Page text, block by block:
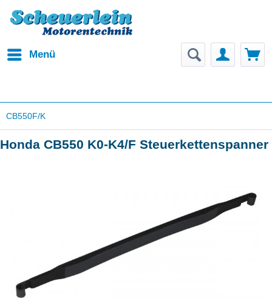
Menü
CB550F/K
Honda CB550 K0-K4/F Steuerkettenspanner